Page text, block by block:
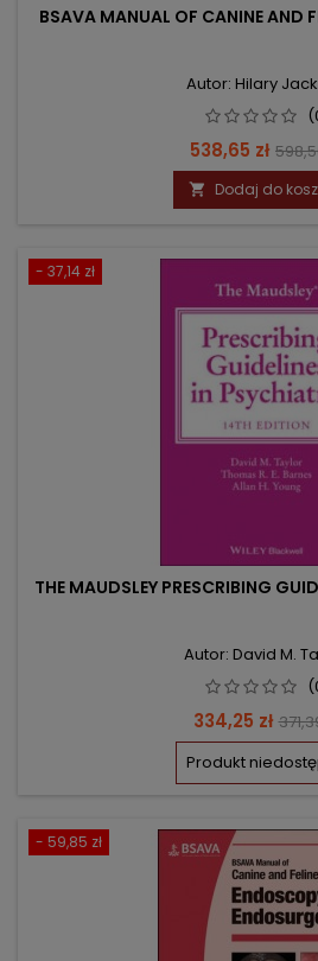
BSAVA MANUAL OF CANINE AND
Autor: Hilary
Cena
538,65 zł
 Dodaj do
- 37,14 zł
THE MAUDSLEY PRESCRIBING
Autor: David M.
Cena
334,25 zł
Produkt
- 59,85 zł